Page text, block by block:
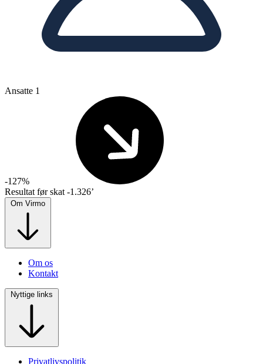
Ansatte 1
-127%
Resultat før skat -1.326’
Om Virmo
Om os
Kontakt
Nyttige links
Privatlivspolitik